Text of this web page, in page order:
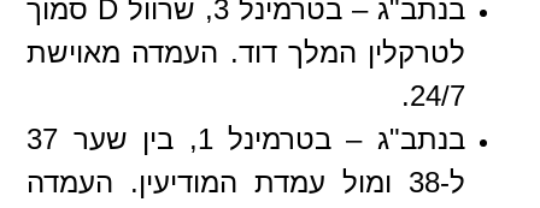
בנתב"ג – בטרמינל 3, שרוול D סמוך
לטרקלין המלך דוד. העמדה מאוישת
24/7.
בנתב"ג – בטרמינל 1, בין שער 37
ל-38 ומול עמדת המודיעין. העמדה